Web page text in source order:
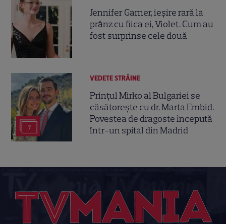
Jennifer Garner, ieșire rară la
prânz cu fiica ei, Violet. Cum au
fost surprinse cele două
7
VEDETE STRĂINE
Prințul Mirko al Bulgariei se
căsătorește cu dr. Marta Embid.
Povestea de dragoste începută
într-un spital din Madrid